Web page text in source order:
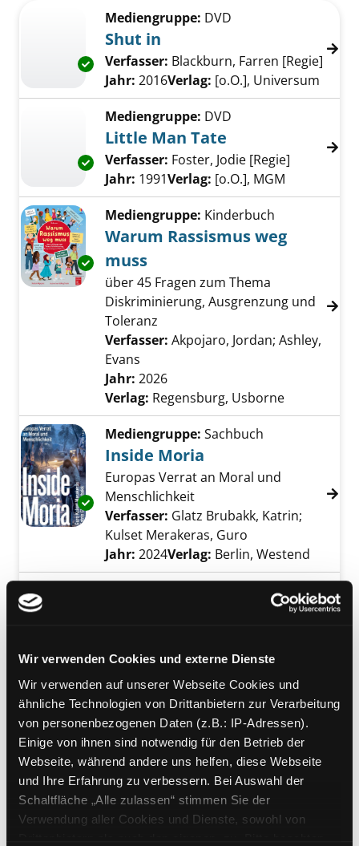
Wir verwenden Cookies und externe Dienste
Wir verwenden auf unserer Webseite Cookies und
ähnliche Technologien von Drittanbietern zur Verarbeitung
von personenbezogenen Daten (z.B.: IP-Adressen).
Einige von ihnen sind notwendig für den Betrieb der
Webseite, während andere uns helfen, diese Webseite
und Ihre Erfahrung zu verbessern. Bei Auswahl der
Schaltfläche „Alle zulassen“ stimmen Sie der
Verwendung aller Cookies und Dienste, sowohl von
Zu den Suchfiltern springen
Exemplar-Details von Shut in anzeigen
Mediengruppe: DVD
Shut in
Verfasser: Blackburn, Farren [Regie]
Jahr: 2016Verlag: [o.O.], Universum
Exemplar-Details von Little Man Tate
Mediengruppe: DVD
Little Man Tate
Verfasser: Foster, Jodie [Regie]
Jahr: 1991Verlag: [o.O.], MGM
Exemplar-Details von Warum Rassismus
Mediengruppe: Kinderbuch
Warum Rassismus weg
muss
über 45 Fragen zum Thema
Diskriminierung, Ausgrenzung und
Toleranz
Verfasser: Akpojaro, Jordan; Ashley,
Evans
Jahr: 2026
Verlag: Regensburg, Usborne
Exemplar-Details von Inside Moria anzeigen
Mediengruppe: Sachbuch
Inside Moria
Europas Verrat an Moral und
Menschlichkeit
Verfasser: Glatz Brubakk, Katrin;
Kulset Merakeras, Guro
Jahr: 2024Verlag: Berlin, Westend
Das Böse in deinen Augen
Verfasser:Blackhurst, Jenny
Verlag:Bergisch Gladbach, Bastei
Lübbe Taschenbuch-Verl.
Reihe:Bastei-Lübbe Taschenbuch;
17689
Mediengruppe:Belletristik
Das dunkle Kind
Roman